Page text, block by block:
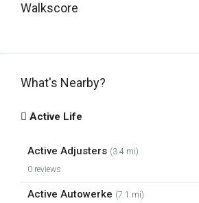
Walkscore
What's Nearby?
Active Life
Active Adjusters (3.4 mi)
0 reviews
Active Autowerke (7.1 mi)